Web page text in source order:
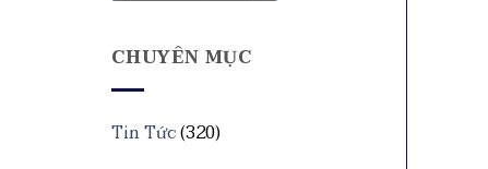
CHUYÊN MỤC
Tin Tức(320)